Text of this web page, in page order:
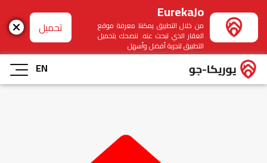
EurekaJo
من خلال التطبيق يمكننا معرفة موقع
العقار الذي تبحث عنه. ننصحك بتحميل
التطبيق لتجربة أفضل وأسهل
تحميل
EN